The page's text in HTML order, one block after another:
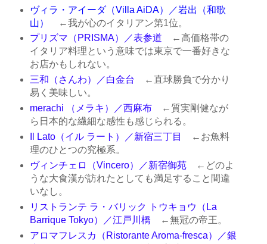
ヴィラ・アイーダ（Villa AiDA）／岩出（和歌
山）
←我が心のイタリアン第1位。
プリズマ（PRISMA）／表参道 ←高価格帯の
イタリア料理という意味では東京で一番好きな
お店かもしれない。
三和（さんわ）／白金台 ←直球勝負で分かり
易く美味しい。
merachi （メラキ）／西麻布←質実剛健なが
ら日本的な繊細な感性も感じられる。
Il Lato（イル ラート）／新宿三丁目
←お魚料
理のひとつの究極系。
ヴィンチェロ（Vincero）／新宿御苑←どのよ
うな大食漢が訪れたとしても満足すること間違
いなし。
リストランテ ラ・バリック トウキョウ（La
Barrique Tokyo）／江戸川橋 ←無冠の帝王。
アロマフレスカ（Ristorante Aroma-fresca）／銀